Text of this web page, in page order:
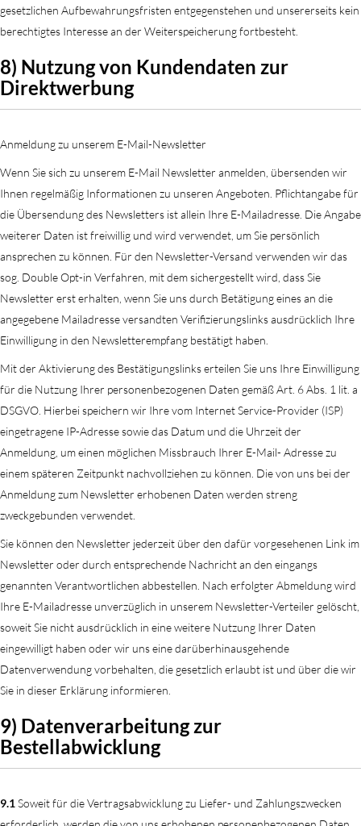
gesetzlichen Aufbewahrungsfristen entgegenstehen und unsererseits kein
berechtigtes Interesse an der Weiterspeicherung fortbesteht.
8) Nutzung von Kundendaten zur
Direktwerbung
Anmeldung zu unserem E-Mail-Newsletter
Wenn Sie sich zu unserem E-Mail Newsletter anmelden, übersenden wir
Ihnen regelmäßig Informationen zu unseren Angeboten. Pflichtangabe für
die Übersendung des Newsletters ist allein Ihre E-Mailadresse. Die Angabe
weiterer Daten ist freiwillig und wird verwendet, um Sie persönlich
ansprechen zu können. Für den Newsletter-Versand verwenden wir das
sog. Double Opt-in Verfahren, mit dem sichergestellt wird, dass Sie
Newsletter erst erhalten, wenn Sie uns durch Betätigung eines an die
angegebene Mailadresse versandten Verifizierungslinks ausdrücklich Ihre
Einwilligung in den Newsletterempfang bestätigt haben.
Mit der Aktivierung des Bestätigungslinks erteilen Sie uns Ihre Einwilligung
für die Nutzung Ihrer personenbezogenen Daten gemäß Art. 6 Abs. 1 lit. a
DSGVO. Hierbei speichern wir Ihre vom Internet Service-Provider (ISP)
eingetragene IP-Adresse sowie das Datum und die Uhrzeit der
Anmeldung, um einen möglichen Missbrauch Ihrer E-Mail- Adresse zu
einem späteren Zeitpunkt nachvollziehen zu können. Die von uns bei der
Anmeldung zum Newsletter erhobenen Daten werden streng
zweckgebunden verwendet.
Sie können den Newsletter jederzeit über den dafür vorgesehenen Link im
Newsletter oder durch entsprechende Nachricht an den eingangs
genannten Verantwortlichen abbestellen. Nach erfolgter Abmeldung wird
Ihre E-Mailadresse unverzüglich in unserem Newsletter-Verteiler gelöscht,
soweit Sie nicht ausdrücklich in eine weitere Nutzung Ihrer Daten
eingewilligt haben oder wir uns eine darüberhinausgehende
Datenverwendung vorbehalten, die gesetzlich erlaubt ist und über die wir
Sie in dieser Erklärung informieren.
9) Datenverarbeitung zur
Bestellabwicklung
9.1Soweit für die Vertragsabwicklung zu Liefer- und Zahlungszwecken